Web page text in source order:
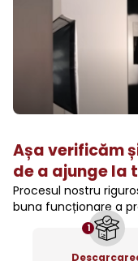
Așa verificăm
de a ajunge la
Procesul nostru
buna funcționare a
1